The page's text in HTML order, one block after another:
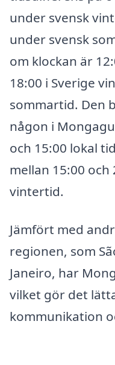
under svensk
under svensk
om klockan är
18:00 i Sverige
sommartid. Den
någon i
och 15:00 lokal
mellan 15:00 och
vintertid.
Jämfört med
regionen, som
Janeiro, har
vilket gör det
kommunikation